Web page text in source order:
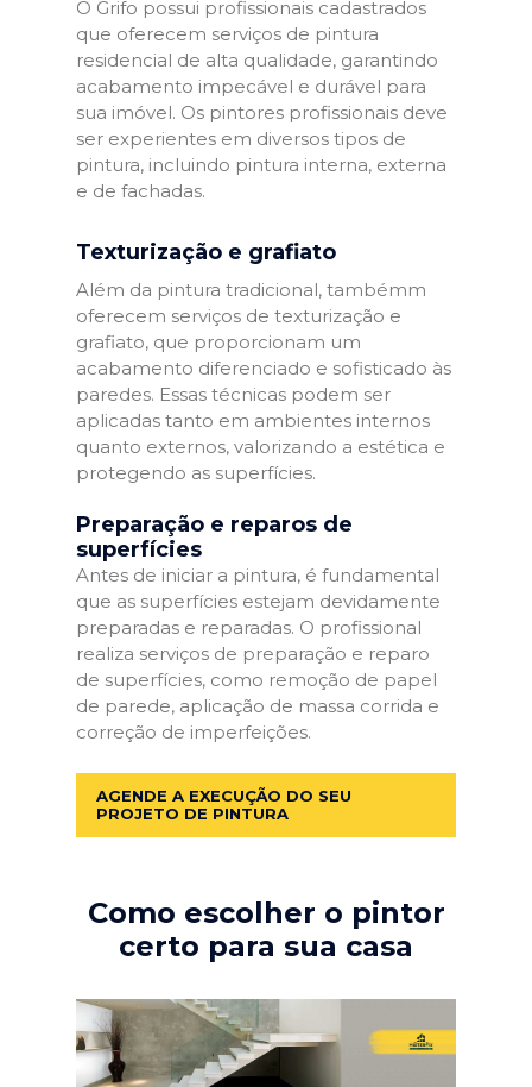
O Grifo possui profissionais cadastrados
que oferecem serviços de pintura
residencial de alta qualidade, garantindo
acabamento impecável e durável para
sua imóvel. Os pintores profissionais deve
ser experientes em diversos tipos de
pintura, incluindo pintura interna, externa
e de fachadas.
Texturização e grafiato
Além da pintura tradicional, tambémm
oferecem serviços de texturização e
grafiato, que proporcionam um
acabamento diferenciado e sofisticado às
paredes. Essas técnicas podem ser
aplicadas tanto em ambientes internos
quanto externos, valorizando a estética e
protegendo as superfícies.
Preparação e reparos de
superfícies
Antes de iniciar a pintura, é fundamental
que as superfícies estejam devidamente
preparadas e reparadas. O profissional
realiza serviços de preparação e reparo
de superfícies, como remoção de papel
de parede, aplicação de massa corrida e
correção de imperfeições.
AGENDE A EXECUÇÃO DO SEU
PROJETO DE PINTURA
Como escolher o pintor
certo para sua casa